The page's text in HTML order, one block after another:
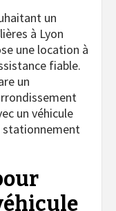
un
à Lyon
une location à
fiable.
un
un véhicule
stationnement